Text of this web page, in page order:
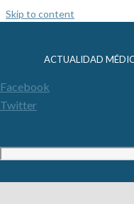
Skip to content
ACTUALIDAD
Facebook
Twitter